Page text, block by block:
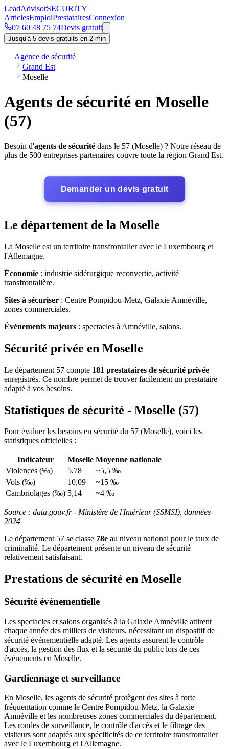
LeadAdvisorSECURITY
ArticlesEmploiPrestatairesConnexion
07 60 48 75 74Devis gratuit
Jusqu'à 5 devis gratuits en 2 min
Agence de sécurité
Grand Est
Moselle
Agents de sécurité en Moselle
(57)
Besoin d'agents de sécurité dans le 57 (Moselle) ? Notre réseau de
plus de 500 entreprises partenaires couvre toute la région Grand Est.
Demander un devis gratuit
Le département de la Moselle
La Moselle est un territoire transfrontalier avec le Luxembourg et
l'Allemagne.
Économie : industrie sidérurgique reconvertie, activité
transfrontalière.
Sites à sécuriser : Centre Pompidou-Metz, Galaxie Amnéville,
zones commerciales.
Événements majeurs : spectacles à Amnéville, salons.
Sécurité privée en Moselle
Le département 57 compte 181 prestataires de sécurité privée
enregistrés. Ce nombre permet de trouver facilement un prestataire
adapté à vos besoins.
Statistiques de sécurité - Moselle (57)
Pour évaluer les besoins en sécurité du 57 (Moselle), voici les
statistiques officielles :
Indicateur Moselle Moyenne nationale
Violences (‰)
5,78
~5,5 ‰
Vols (‰)
10,09
~15 ‰
Cambriolages (‰) 5,14 ~4 ‰
Source : data.gouv.fr - Ministère de l'Intérieur (SSMSI), données
2024
Le département 57 se classe 78e au niveau national pour le taux de
criminalité. Le département présente un niveau de sécurité
relativement satisfaisant.
Prestations de sécurité en Moselle
Sécurité événementielle
Les spectacles et salons organisés à la Galaxie Amnéville attirent
chaque année des milliers de visiteurs, nécessitant un dispositif de
sécurité événementielle adapté. Les agents assurent le contrôle
d'accès, la gestion des flux et la sécurité du public lors de ces
événements en Moselle.
Gardiennage et surveillance
En Moselle, les agents de sécurité protègent des sites à forte
fréquentation comme le Centre Pompidou-Metz, la Galaxie
Amnéville et les nombreuses zones commerciales du département.
Les rondes de surveillance, le contrôle d'accès et le filtrage des
visiteurs sont adaptés aux spécificités de ce territoire transfrontalier
avec le Luxembourg et l'Allemagne.